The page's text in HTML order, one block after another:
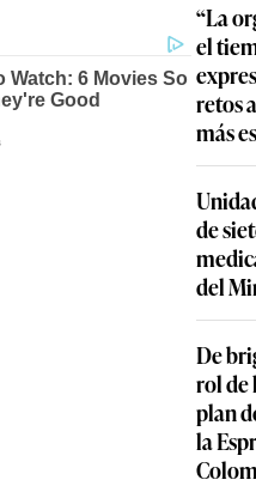
“La
el
retos
más
de
del
De
rol de
plan
la